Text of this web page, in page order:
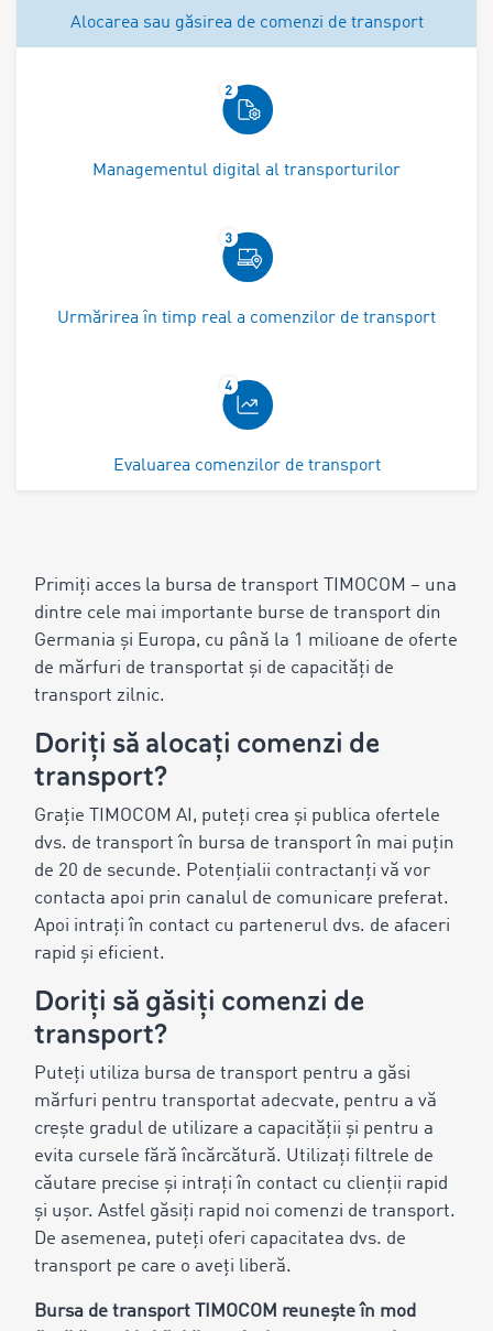
Alocarea sau găsirea de comenzi de transport
Managementul digital al transporturilor
Urmărirea în timp real a comenzilor de transport
Evaluarea comenzilor de transport
Primiți acces la bursa de transport TIMOCOM – una
dintre cele mai importante burse de transport din
Germania și Europa, cu până la 1 milioane de oferte
de mărfuri de transportat și de capacități de
transport zilnic.
Doriți să alocați comenzi de
transport?
Grație TIMOCOM AI, puteți crea și publica ofertele
dvs. de transport în bursa de transport în mai puțin
de 20 de secunde. Potențialii contractanți vă vor
contacta apoi prin canalul de comunicare preferat.
Apoi intrați în contact cu partenerul dvs. de afaceri
rapid și eficient.
Doriți să găsiți comenzi de
transport?
Puteți utiliza bursa de transport pentru a găsi
mărfuri pentru transportat adecvate, pentru a vă
crește gradul de utilizare a capacității și pentru a
evita cursele fără încărcătură. Utilizați filtrele de
căutare precise și intrați în contact cu clienții rapid
și ușor. Astfel găsiți rapid noi comenzi de transport.
De asemenea, puteți oferi capacitatea dvs. de
transport pe care o aveți liberă.
Bursa de transport TIMOCOM reunește în mod